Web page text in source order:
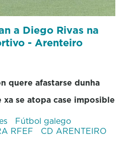
a Diego Rivas na
- Arenteiro
quere afastarse dunha
se atopa case imposible
Fútbol galego
RFEF CD ARENTEIRO